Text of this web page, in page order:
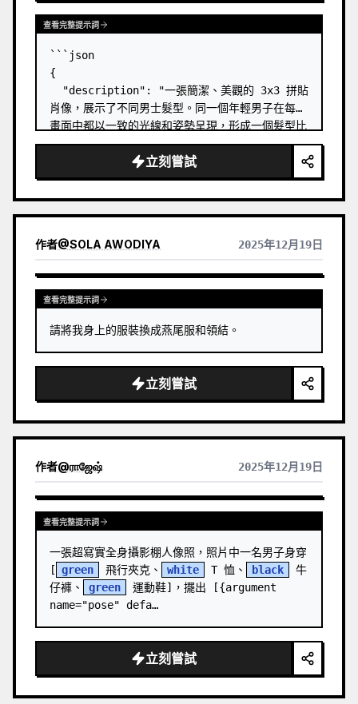
查看完整提示詞
```json
{
  "description": "一張簡潔、美觀的 3x3 拼貼
肖像，展示了不同男士髮型。同一個年輕男子在每個
畫面中都以一致的光線和姿勢呈現，形成一個髮型比
較網格。",
  "subject": {
    "type": "年輕男子",
    "age": "20 歲出頭",
    "skin_tone": "中等膚色，質地光滑",
整齊的鬍渣，臉部對稱",
立刻嘗試
作者@SOLA AWODIYA 2025年12月19日
查看完整提示詞
請將我身上的服裝換成燕尾服和領結。
立刻嘗試
作者@ராஜேஷ் 2025年12月19日
查看完整提示詞
一張超寫實全身攝影棚人像照，照片中一名男子身穿
[ green 飛行夾克、 white T 恤、 black
牛
仔褲、
green
運動鞋]，擺出 [{argument
name="pose" defa…
立刻嘗試